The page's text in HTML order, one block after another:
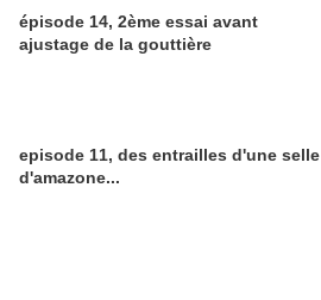
épisode 14, 2ème essai avant
ajustage de la gouttière
episode 11, des entrailles d'une selle
d'amazone...